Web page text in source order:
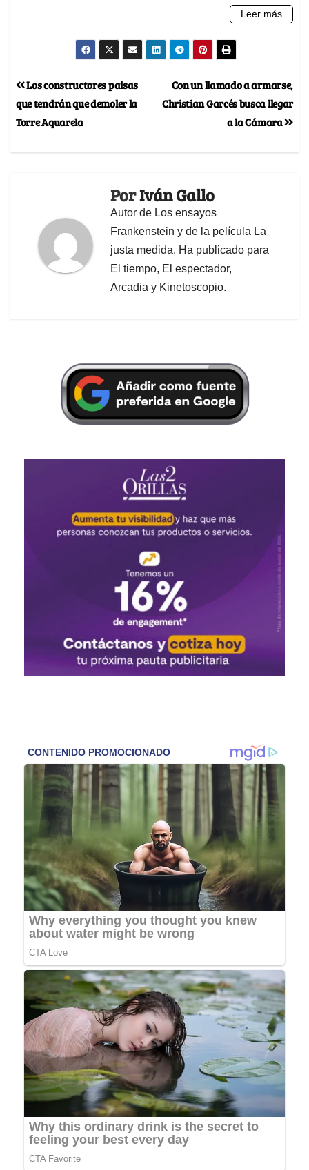
Con un llamado a armarse,
Christian Garcés busca llegar
a la Cámara
Los constructores paisas
que tendrán que demoler la
Torre Aquarela
PorIván Gallo
Autor de Los ensayos
Frankenstein y de la película La
justa medida. Ha publicado para
El tiempo, El espectador,
Arcadia y Kinetoscopio.